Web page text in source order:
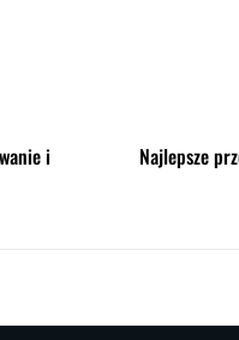
i
Najlepsze